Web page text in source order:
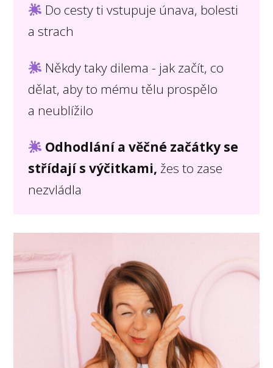
Do cesty ti vstupuje únava, bolesti
a strach
Někdy taky dilema - jak začít, co
dělat, aby to mému tělu prospělo
a neublížilo
Odhodlání a věčné začátky se
střídají s výčitkami, žes to zase
nezvládla